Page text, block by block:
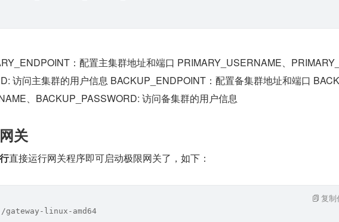
：配置主集群地址和端口 PRIMARY_USERNAME、
访问主集群的用户信息 BACKUP_ENDPOINT：配置备集群地址和端口
、BACKUP_PASSWORD: 访问备集群的用户信息
关
直接运行网关程序即可启动极限网关了，如下：
gateway-linux-amd64
复制